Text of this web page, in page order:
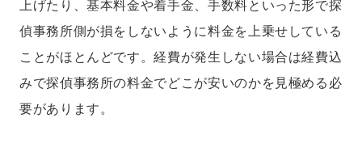
上げたり、基本料金や着手金、手数料といった形で探
偵事務所側が損をしないように料金を上乗せしている
ことがほとんどです。経費が発生しない場合は経費込
みで探偵事務所の料金でどこが安いのかを見極める必
要があります。